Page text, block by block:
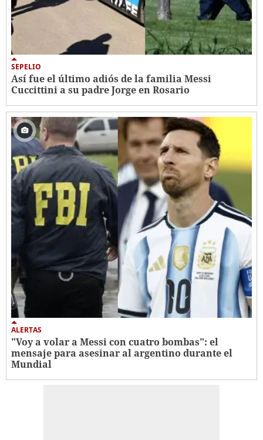
SEPELIO
Así fue el último adiós de la familia Messi
Cuccittini a su padre Jorge en Rosario
ALERTAS
"Voy a volar a Messi con cuatro bombas": el
mensaje para asesinar al argentino durante el
Mundial